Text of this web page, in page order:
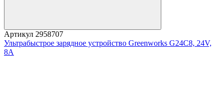
Артикул 2958707
Ультрабыстрое зарядное устройство Greenworks G24C8, 24V,
8A